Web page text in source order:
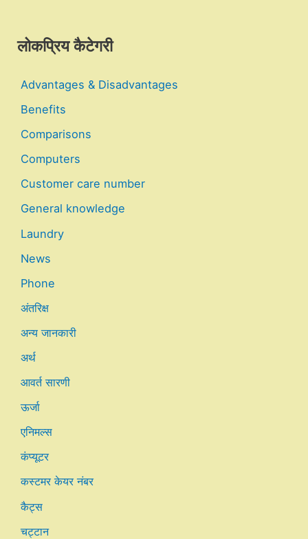
लोकप्रिय कैटेगरी
Advantages & Disadvantages
Benefits
Comparisons
Computers
Customer care number
General knowledge
Laundry
News
Phone
अंतरिक्ष
अन्य जानकारी
अर्थ
आवर्त सारणी
ऊर्जा
एनिमल्स
कंप्यूटर
कस्टमर केयर नंबर
कैट्स
चट्टान